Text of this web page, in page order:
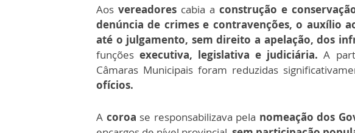
Aos vereadores cabia a construção e
denúncia de crimes e contravenções, o auxílio
até o julgamento, sem direito a apelação, dos
funçõesexecutiva, legislativa e judiciária. A
Câmaras Municipais foram reduzidas
ofícios.
A coroa se responsabilizava pela nomeação dos